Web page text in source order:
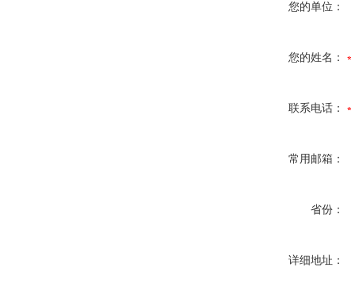
您的单位：
您的姓名：
联系电话：
常用邮箱：
省份：
详细地址：